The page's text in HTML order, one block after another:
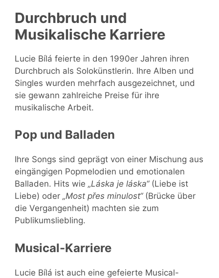
Durchbruch und
Musikalische Karriere
Lucie Bílá feierte in den 1990er Jahren ihren
Durchbruch als Solokünstlerin. Ihre Alben und
Singles wurden mehrfach ausgezeichnet, und
sie gewann zahlreiche Preise für ihre
musikalische Arbeit.
Pop und Balladen
Ihre Songs sind geprägt von einer Mischung aus
eingängigen Popmelodien und emotionalen
Balladen. Hits wie „Láska je láska“(Liebe ist
Liebe) oder „Most přes minulost“(Brücke über
die Vergangenheit) machten sie zum
Publikumsliebling.
Musical-Karriere
Lucie Bílá ist auch eine gefeierte Musical-